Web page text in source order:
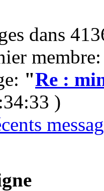
dans
"Re :
)